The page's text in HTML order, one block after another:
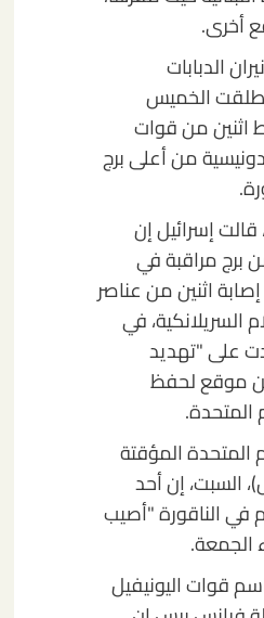
أخرى.
الدبابات
أطلقت الخميس
من قوات
من أعلى برج
قالت إسرائيل إن
برج مراقبة في
اثنين من عناصر
في
على "تهديد
موقع لحفظ
المتحدة.
المؤقتة
السبت، إن أحد
في الناقورة "أصيب
الجمعة.
قوات اليونيفيل